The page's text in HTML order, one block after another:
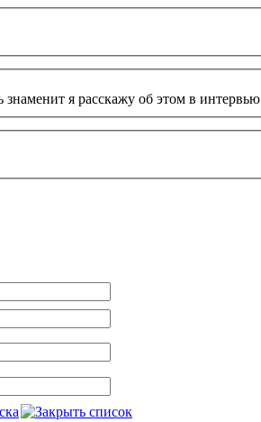
я расскажу об этом в интервью